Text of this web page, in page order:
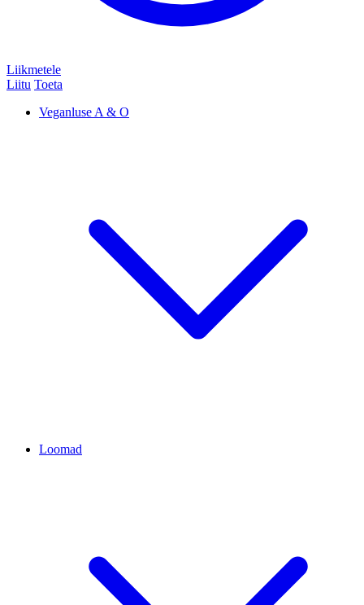
Liikmetele
Liitu Toeta
Veganluse A & O
Loomad